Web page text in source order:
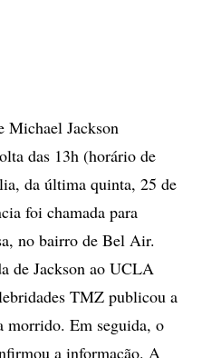
Michael Jackson
das 13h (horário de
da última quinta, 25 de
foi chamada para
no bairro de Bel Air.
de Jackson ao UCLA
TMZ publicou a
morrido. Em seguida, o
a informação. A